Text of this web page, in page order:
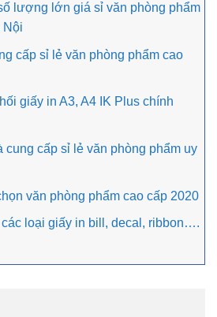
lượng lớn giá sỉ văn phòng phẩm
Nội
cấp sỉ lẻ văn phòng phẩm cao
giấy in A3, A4 IK Plus chính
cung cấp sỉ lẻ văn phòng phẩm uy
văn phòng phẩm cao cấp 2020
loại giấy in bill, decal, ribbon….